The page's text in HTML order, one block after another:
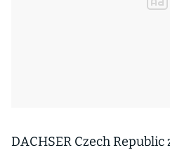
DACHSER Czech